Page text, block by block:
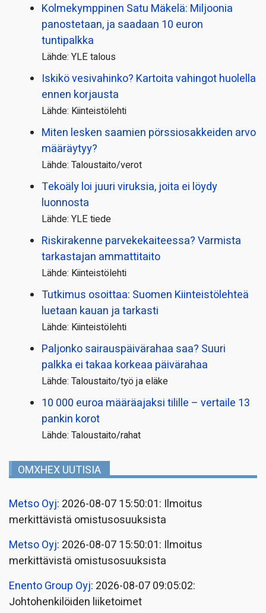
Kolmekymppinen Satu Mäkelä: Miljoonia
panostetaan, ja saadaan 10 euron
tuntipalkka
Lähde: YLE talous
Iskikö vesivahinko? Kartoita vahingot huolella
ennen korjausta
Lähde: Kiinteistölehti
Miten lesken saamien pörssi­osakkeiden arvo
määräytyy?
Lähde: Taloustaito/verot
Tekoäly loi juuri viruksia, joita ei löydy
luonnosta
Lähde: YLE tiede
Riskirakenne parvekekaiteessa? Varmista
tarkastajan ammattitaito
Lähde: Kiinteistölehti
Tutkimus osoittaa: Suomen Kiinteistölehteä
luetaan kauan ja tarkasti
Lähde: Kiinteistölehti
Paljonko sairauspäivä­rahaa saa? Suuri
palkka ei takaa korkeaa päivärahaa
Lähde: Taloustaito/työ ja eläke
10 000 euroa määräajaksi tilille – vertaile 13
pankin korot
Lähde: Taloustaito/rahat
OMXHEX UUTISIA
Metso Oyj: 2026-08-07 15:50:01: Ilmoitus
merkittävistä omistusosuuksista
Metso Oyj: 2026-08-07 15:50:01: Ilmoitus
merkittävistä omistusosuuksista
Enento Group Oyj: 2026-08-07 09:05:02:
Johtohenkilöiden liiketoimet